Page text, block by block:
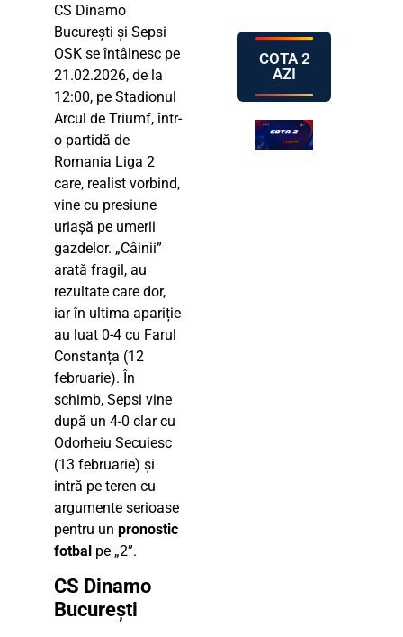
CS Dinamo
București și Sepsi
OSK se întâlnesc pe
21.02.2026, de la
12:00, pe Stadionul
Arcul de Triumf, într-
o partidă de
Romania Liga 2
care, realist vorbind,
vine cu presiune
uriașă pe umerii
gazdelor. „Câinii”
arată fragil, au
rezultate care dor,
iar în ultima apariție
au luat 0-4 cu Farul
Constanța (12
februarie). În
schimb, Sepsi vine
după un 4-0 clar cu
Odorheiu Secuiesc
(13 februarie) și
intră pe teren cu
argumente serioase
pentru un pronostic
fotbal pe „2”.
CS Dinamo
București
COTA 2
AZI